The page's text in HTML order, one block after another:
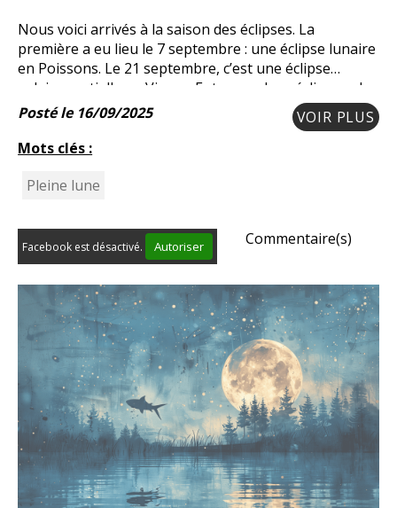
Nous voici arrivés à la saison des éclipses. La
première a eu lieu le 7 septembre : une éclipse lunaire
en Poissons. Le 21 septembre, c’est une éclipse
solaire partielle en Vierge. Entre ces deux éclipses, du
7 au 21 septembre, on appelle cela le
Posté le 16/09/2025
VOIR PLUS
Mots clés :
Pleine lune
Facebook est désactivé. Autoriser Commentaire(s)